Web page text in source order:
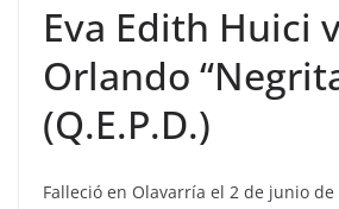
Eva Edith Huici
Orlando
(Q.E.P.D.)
Falleció en Olavarría el 2 de junio de